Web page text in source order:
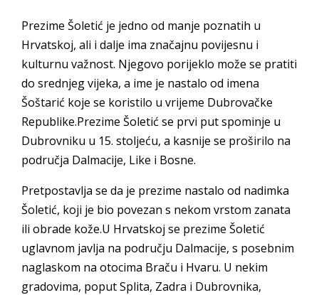
Prezime Šoletić je jedno od manje poznatih u
Hrvatskoj, ali i dalje ima značajnu povijesnu i
kulturnu važnost. Njegovo porijeklo može se pratiti
do srednjeg vijeka, a ime je nastalo od imena
Šoštarić koje se koristilo u vrijeme Dubrovačke
Republike.Prezime Šoletić se prvi put spominje u
Dubrovniku u 15. stoljeću, a kasnije se proširilo na
područja Dalmacije, Like i Bosne.
Pretpostavlja se da je prezime nastalo od nadimka
Šoletić, koji je bio povezan s nekom vrstom zanata
ili obrade kože.U Hrvatskoj se prezime Šoletić
uglavnom javlja na području Dalmacije, s posebnim
naglaskom na otocima Braču i Hvaru. U nekim
gradovima, poput Splita, Zadra i Dubrovnika,